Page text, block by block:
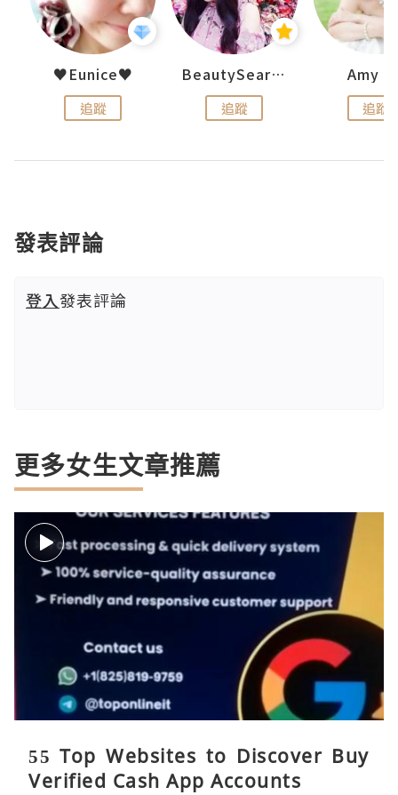
♥Eunice♥
追蹤
BeautySearch
追蹤
Amy
追蹤
發表評論
登入發表評論
更多女生文章推薦
55 Top Websites to Discover Buy
Verified Cash App Accounts